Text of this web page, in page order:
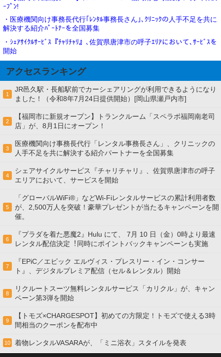
ｰﾌﾟﾝ!
・医療機関向け事務長代行｢ﾚﾝﾀﾙ事務長さん｣､ｸﾘﾆｯｸの人手不足を共に
解決する紹介ﾊﾟｰﾄﾅｰを全国募集
・ｼｪｱｻｲｸﾙｻｰﾋﾞｽ『ﾁｬﾘﾁｬﾘ』､佐賀県唐津市の呼子ｴﾘｱにおいて､ｻｰﾋﾞｽを
開始
アクセスランキング
1
JR邑久駅・長船駅前でカーシェアリングが利用できるようになり
ました！（令和8年7月24日提供開始）[岡山県瀬戸内市]
2
【福岡市に新規オープン】トランクルーム「スペラボ福岡南老司
店」が、8月1日にオープン！
3
医療機関向け事務長代行「レンタル事務長さん」、クリニックの
人手不足を共に解決する紹介パートナーを全国募集
4
シェアサイクルサービス『チャリチャリ』、佐賀県唐津市の呼子
エリアにおいて、サービスを開始
5
「グローバルWiFi®」などWi-Fiレンタルサービスの累計利用者数
が、2,500万人を突破！豪華プレゼントが当たるキャンペーンを開
催。
6
『プラダを着た悪魔2』Hulu にて、 7⽉ 10 ⽇（金）0時より最速
レンタル配信決定︕同時にポイントバックキャンペーンも実施
7
『EPiC／エピック エルヴィス・プレスリー・イン・コンサー
ト』、デジタルプレミア配信（セル＆レンタル）開始
8
リクルートスーツ無料レンタルサービス「カリクル」が、キャン
ペーン第3弾を開始
9
【トモズ×CHARGESPOT】初めての方限定！トモズで使える3時
間相当のクーポンを配布中
10 着物レンタルVASARAが、「ミニ浴衣」スタイルを発表